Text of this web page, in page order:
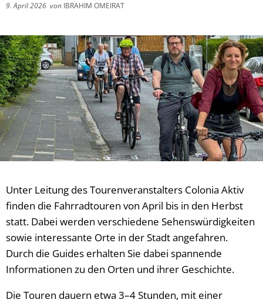
9. April 2026 von IBRAHIM OMEIRAT
Unter Leitung des Tourenveranstalters Colonia Aktiv
finden die Fahrradtouren von April bis in den Herbst
statt. Dabei werden verschiedene Sehenswürdigkeiten
sowie interessante Orte in der Stadt angefahren.
Durch die Guides erhalten Sie dabei spannende
Informationen zu den Orten und ihrer Geschichte.
Die Touren dauern etwa 3–4 Stunden, mit einer